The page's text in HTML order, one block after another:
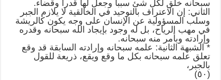
سبحانه خلق لكل شئ سببا وجعل لها قدرا وقضاء.
الثاني: إن الاعتراف بالتوحيد في الخالقية لا يلازم الجبر
وسلب المسؤولية عن الإنسان على وجه يكون كالريشة
في مهب الرياح، بل له وجود بإيجاد الله سبحانه وقدره
وإرادته وبأمر منه سبحانه.
* الشبهة الثانية: علمه سبحانه وإرادته السابقة قد وقع
تعلق علمه سبحانه بكل ما وقع ويقع، ذريعة للقول
بالجبر،
(٥٠)